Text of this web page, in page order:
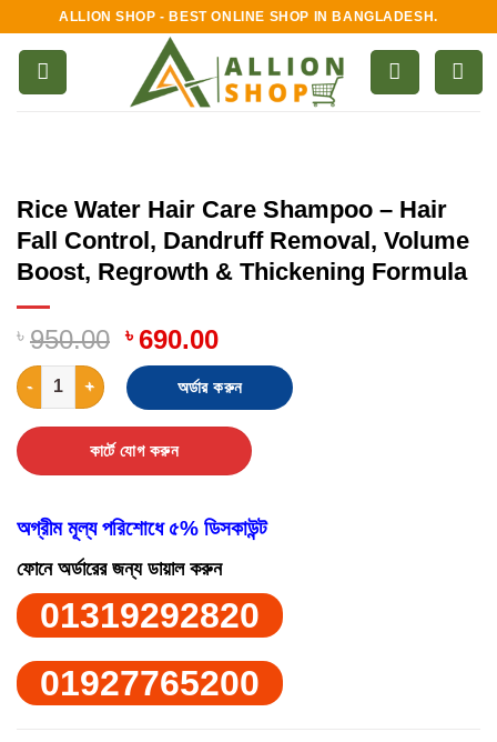
content
ALLION SHOP - BEST ONLINE SHOP IN BANGLADESH.
Rice Water Hair Care Shampoo – Hair
Fall Control, Dandruff Removal, Volume
Boost, Regrowth & Thickening Formula
৳ 950.00 ৳690.00
Rice Water Hair Care Shampoo – Hair Fall Control, Dandruff
অর্ডার করুন
কার্টে যোগ করুন
অগ্রীম মূল্য পরিশোধে ৫% ডিসকাউন্ট
ফোনে অর্ডারের জন্য ডায়াল করুন
01319292820
01927765200